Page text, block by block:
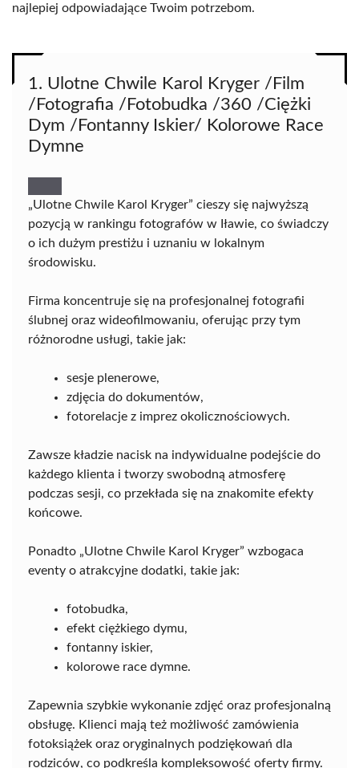
najlepiej odpowiadające Twoim potrzebom.
1. Ulotne Chwile Karol Kryger /Film
/Fotografia /Fotobudka /360 /Ciężki
Dym /Fontanny Iskier/ Kolorowe Race
Dymne
„Ulotne Chwile Karol Kryger” cieszy się najwyższą
pozycją w rankingu fotografów w Iławie, co świadczy
o ich dużym prestiżu i uznaniu w lokalnym
środowisku.
Firma koncentruje się na profesjonalnej fotografii
ślubnej oraz wideofilmowaniu, oferując przy tym
różnorodne usługi, takie jak:
sesje plenerowe,
zdjęcia do dokumentów,
fotorelacje z imprez okolicznościowych.
Zawsze kładzie nacisk na indywidualne podejście do
każdego klienta i tworzy swobodną atmosferę
podczas sesji, co przekłada się na znakomite efekty
końcowe.
Ponadto „Ulotne Chwile Karol Kryger” wzbogaca
eventy o atrakcyjne dodatki, takie jak:
fotobudka,
efekt ciężkiego dymu,
fontanny iskier,
kolorowe race dymne.
Zapewnia szybkie wykonanie zdjęć oraz profesjonalną
obsługę. Klienci mają też możliwość zamówienia
fotoksiążek oraz oryginalnych podziękowań dla
rodziców, co podkreśla kompleksowość oferty firmy.